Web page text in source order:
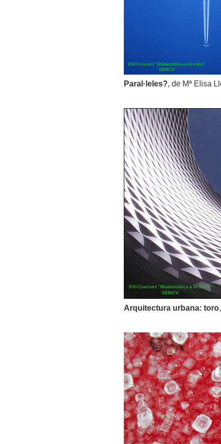
Paral·leles?, de Mª Elisa
Arquitectura urbana: toro